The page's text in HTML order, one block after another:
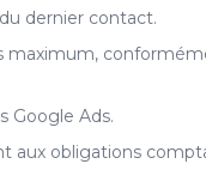
dernier contact.
maximum,
Google Ads.
aux obligations